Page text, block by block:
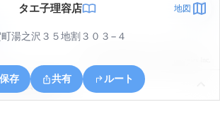
タエ子理容店 地図
湯之沢３５地割３０３−４
保存 共有 ルート
郡西和賀町湯之沢